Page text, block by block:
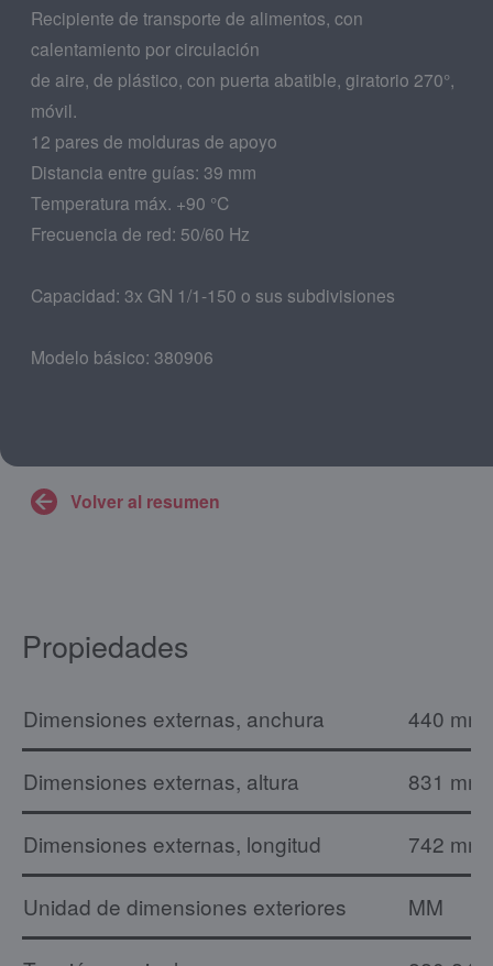
Recipiente de transporte de alimentos, con
calentamiento por circulación
de aire, de plástico, con puerta abatible, giratorio 270°,
móvil.
12 pares de molduras de apoyo
Distancia entre guías: 39 mm
Temperatura máx. +90 °C
Frecuencia de red: 50/60 Hz
Capacidad: 3x GN 1/1-150 o sus subdivisiones
Modelo básico: 380906
Volver al resumen
Propiedades
Dimensiones externas, anchura 440 mm
Dimensiones externas, altura 831 mm
Dimensiones externas, longitud 742 mm
Unidad de dimensiones exteriores MM